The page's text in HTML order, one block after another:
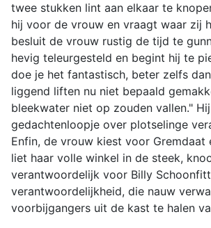
twee stukken lint aan elkaar te
hij voor de vrouw en vraagt waar zij
besluit de vrouw rustig de tijd te
hevig teleurgesteld en begint hij te
doe je het fantastisch, beter zelfs
liggend liften nu niet bepaald
bleekwater niet op zouden vallen."
gedachtenloopje over plotselinge
Enfin, de vrouw kiest voor
liet haar volle winkel in de steek,
verantwoordelijk voor Billy
verantwoordelijkheid, die nauw
voorbijgangers uit de kast te halen